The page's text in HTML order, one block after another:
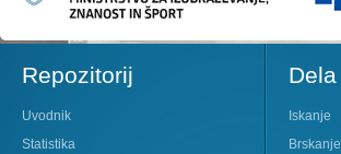
Repozitorij
Uvodnik
Statistika
Dela
Iskanje
Brskanje